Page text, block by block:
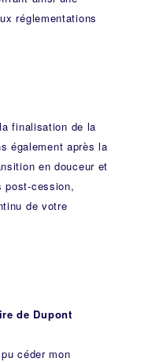
réglementations
finalisation de la
également après la
en douceur et
post-cession,
de votre
de Dupont
céder mon